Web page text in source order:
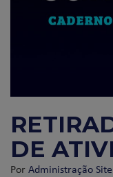
DE
PorAdministração Site